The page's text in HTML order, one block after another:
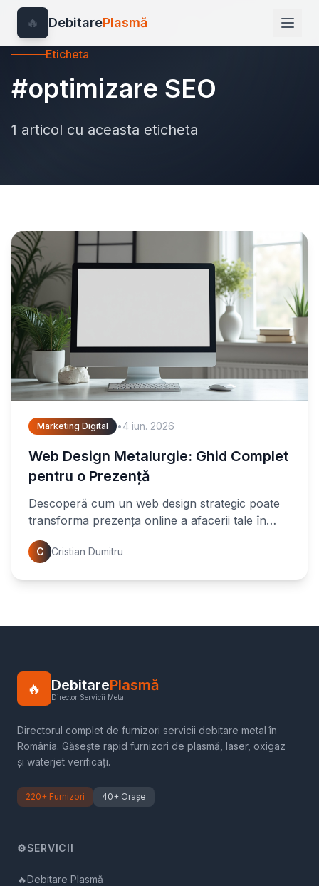
🔥 DebitarePlasmă
Eticheta
#optimizare SEO
1 articol cu aceasta eticheta
Marketing Digital •4 iun. 2026
Web Design Metalurgie: Ghid Complet
pentru o Prezență
Descoperă cum un web design strategic poate
transforma prezența online a afacerii tale în
metalurgie. Află sfaturi esențiale și recomandări
pentru a atrage
C Cristian Dumitru
🔥 DebitarePlasmă
Director Servicii Metal
Directorul complet de furnizori servicii debitare metal în
România. Găsește rapid furnizori de plasmă, laser, oxigaz
și waterjet verificați.
220+ Furnizori 40+ Orașe
⚙️SERVICII
🔥Debitare Plasmă